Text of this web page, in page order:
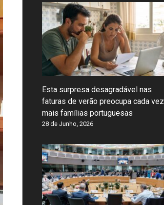
Esta surpresa desagradável nas
faturas de verão preocupa cada vez
mais famílias portuguesas
28 de Junho, 2026